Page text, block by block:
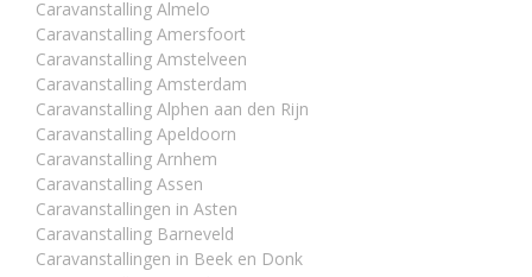
Caravanstalling Almelo
Caravanstalling Amersfoort
Caravanstalling Amstelveen
Caravanstalling Amsterdam
Caravanstalling Alphen aan den Rijn
Caravanstalling Apeldoorn
Caravanstalling Arnhem
Caravanstalling Assen
Caravanstallingen in Asten
Caravanstalling Barneveld
Caravanstallingen in Beek en Donk